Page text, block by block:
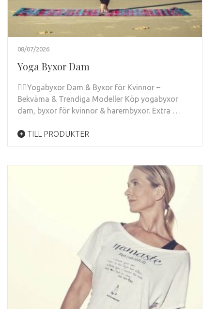
08/07/2026
Yoga Byxor Dam
🧘‍♀️Yogabyxor Dam & Byxor för Kvinnor –
Bekväma & Trendiga Modeller Köp yogabyxor
dam, byxor för kvinnor & harembyxor. Extra …
TILL PRODUKTER